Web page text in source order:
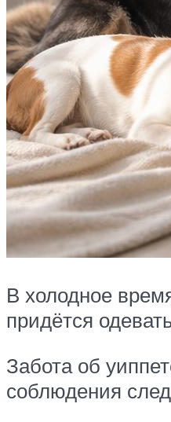
В холодное
придётся
Забота об
соблюдения